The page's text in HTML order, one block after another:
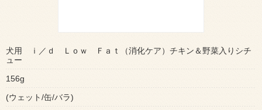
犬用 ｉ／ｄ Ｌｏｗ Ｆａｔ（消化ケア）チキン＆野菜入りシチ
ュー
156g
(ウェット/缶/バラ)